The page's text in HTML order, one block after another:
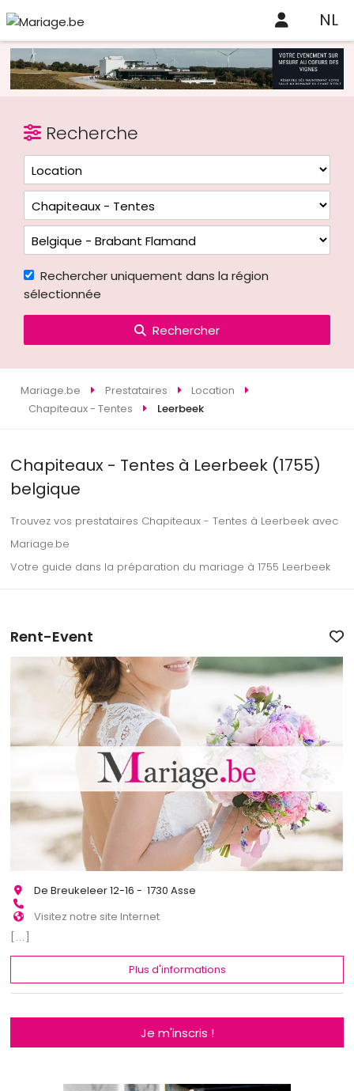
NL
Recherche
Rechercher uniquement dans la région
sélectionnée
Rechercher
Mariage.be Prestataires
Location
Chapiteaux - Tentes
Leerbeek
Chapiteaux - Tentes à Leerbeek (1755)
belgique
Trouvez vos prestataires Chapiteaux - Tentes à Leerbeek avec
Mariage.be
Votre guide dans la préparation du mariage à 1755 Leerbeek
Rent-Event
De Breukeleer 12-16 - 1730 Asse
Visitez notre site Internet
[...]
Plus d'informations
Je m'inscris !